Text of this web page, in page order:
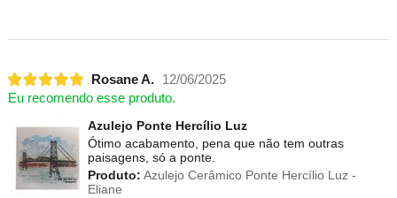
Rosane A.
12/06/2025
Eu recomendo esse produto.
Azulejo Ponte Hercílio Luz
Ótimo acabamento, pena que não tem outras
paisagens, só a ponte.
Produto: Azulejo Cerâmico Ponte Hercílio Luz -
Eliane